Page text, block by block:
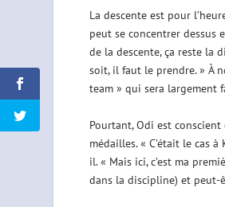
La descente est pour
peut se concentrer dessus
de la descente, ça reste la
soit, il faut le prendre. » À
team » qui sera largement
Pourtant, Odi est
médailles. « C’était le cas
il. « Mais ici, c’est ma
dans la discipline) et peut-